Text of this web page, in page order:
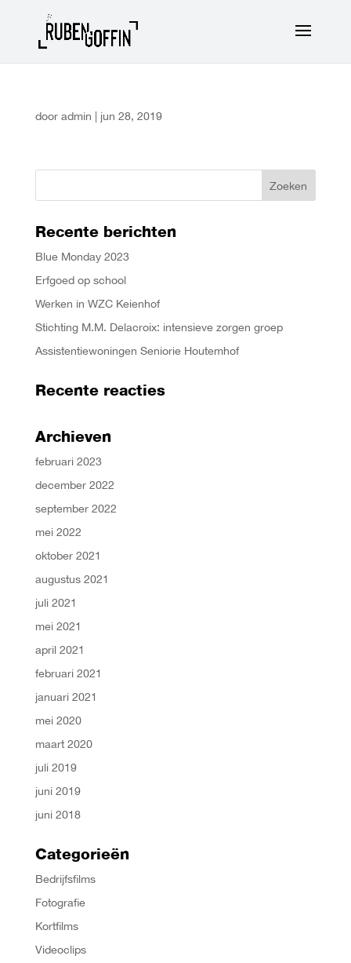
door admin | jun 28, 2019
Recente berichten
Blue Monday 2023
Erfgoed op school
Werken in WZC Keienhof
Stichting M.M. Delacroix: intensieve zorgen groep
Assistentiewoningen Seniorie Houtemhof
Recente reacties
Archieven
februari 2023
december 2022
september 2022
mei 2022
oktober 2021
augustus 2021
juli 2021
mei 2021
april 2021
februari 2021
januari 2021
mei 2020
maart 2020
juli 2019
juni 2019
juni 2018
Categorieën
Bedrijfsfilms
Fotografie
Kortfilms
Videoclips